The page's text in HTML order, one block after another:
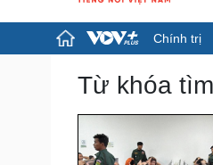
Chính trị
Chính trị
Tổ chức nhân sự
Quốc hội
Nhận diện sự thật
Từ khóa